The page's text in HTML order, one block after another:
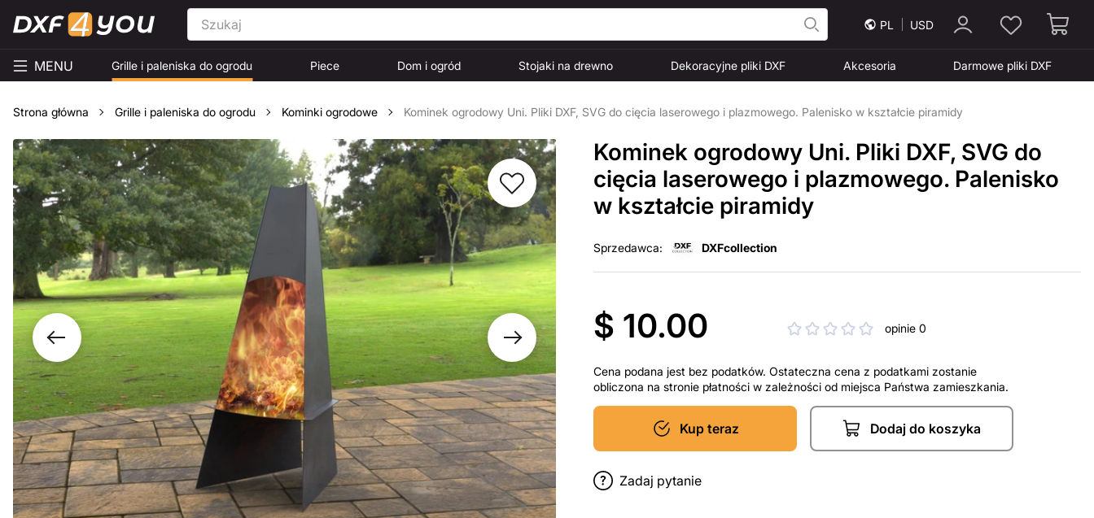
PL USD
MENU Grille i paleniska do ogrodu Piece Dom i ogród Stojaki na drewno Dekoracyjne pliki DXF Akcesoria Darmowe pliki DXF
Strona główna Grille i paleniska do ogrodu Kominki ogrodowe Kominek ogrodowy Uni. Pliki DXF, SVG do cięcia laserowego i plazmowego. Palenisko w kształcie piramidy
Kominek ogrodowy Uni. Pliki DXF, SVG do
cięcia laserowego i plazmowego. Palenisko
w kształcie piramidy
Sprzedawca: DXFcollection
$ 10.00 opinie 0
Cena podana jest bez podatków. Ostateczna cena z podatkami zostanie
obliczona na stronie płatności w zależności od miejsca Państwa zamieszkania.
Kup teraz Dodaj do koszyka
Zadaj pytanie